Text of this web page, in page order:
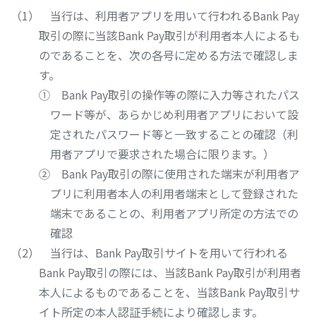
当行は、利用者アプリを用いて行われるBank Pay
取引の際に当該Bank Pay取引が利用者本人によるも
のであることを、次の各号に定める方法で確認しま
す。
① Bank Pay取引の操作等の際に入力等されたパス
ワード等が、あらかじめ利用者アプリにおいて設
定されたパスワード等と一致することの確認（利
用者アプリで要求された場合に限ります。）
② Bank Pay取引の際に使用された端末が利用者ア
プリに利用者本人の利用者端末として登録された
端末であることの、利用者アプリ所定の方法での
確認
当行は、Bank Pay取引サイトを用いて行われる
Bank Pay取引の際には、当該Bank Pay取引が利用者
本人によるものであることを、当該Bank Pay取引サ
イト所定の本人認証手続により確認します。